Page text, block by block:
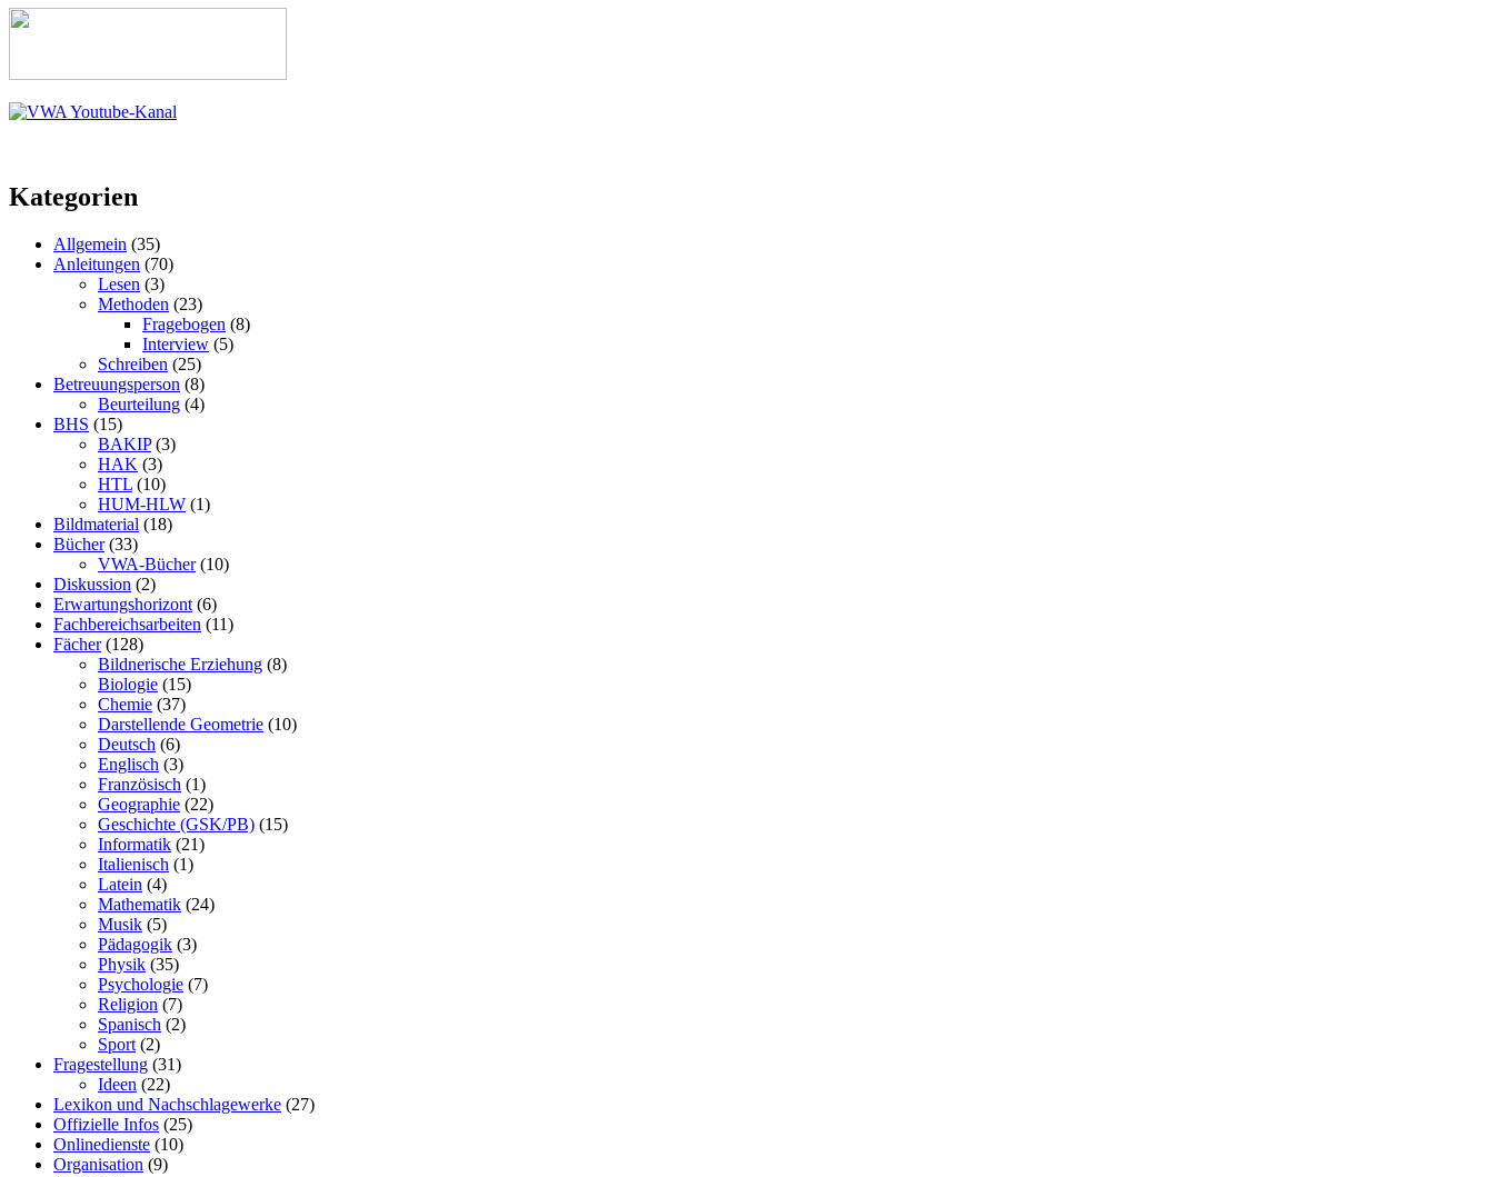
Kategorien
Allgemein (35)
Anleitungen (70)
Lesen (3)
Methoden (23)
Fragebogen (8)
Interview (5)
Schreiben (25)
Betreuungsperson (8)
Beurteilung (4)
BHS (15)
BAKIP(3)
HAK (3)
HTL (10)
HUM-HLW (1)
Bildmaterial (18)
Bücher(33)
VWA-Bücher(10)
Diskussion (2)
Erwartungshorizont (6)
Fachbereichsarbeiten (11)
Fächer(128)
Bildnerische Erziehung (8)
Biologie (15)
Chemie (37)
Darstellende Geometrie (10)
Deutsch (6)
Englisch (3)
Französisch (1)
Geographie (22)
Geschichte (GSK/PB) (15)
Informatik (21)
Italienisch (1)
Latein (4)
Mathematik (24)
Musik (5)
Pädagogik (3)
Physik (35)
Psychologie (7)
Religion (7)
Spanisch (2)
Sport (2)
Fragestellung (31)
Ideen (22)
Lexikon und Nachschlagewerke (27)
Offizielle Infos (25)
Onlinedienste (10)
Organisation (9)